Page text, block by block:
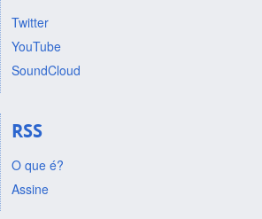
Twitter
YouTube
SoundCloud
RSS
O que é?
Assine